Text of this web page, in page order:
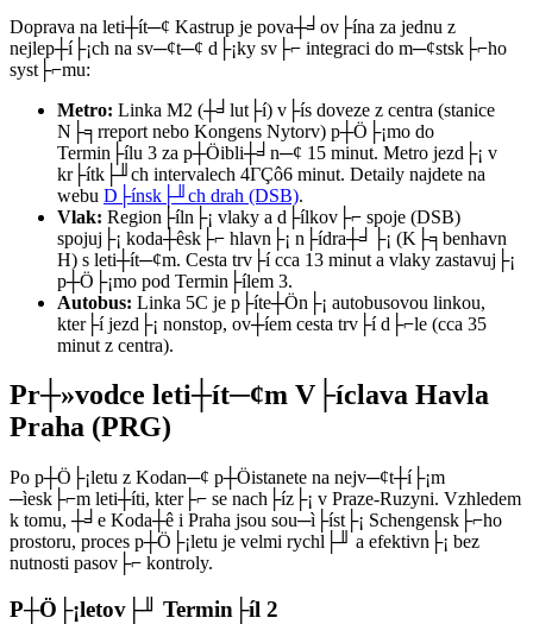
Doprava na leti┼ít─¢ Kastrup je pova┼╛ov├ína za jednu z
nejlep┼í├¡ch na sv─¢t─¢ d├¡ky sv├⌐ integraci do m─¢stsk├⌐ho
syst├⌐mu:
Metro: Linka M2 (┼╛lut├í) v├ís doveze z centra (stanice
N├╕rreport nebo Kongens Nytorv) p┼Ö├¡mo do
Termin├ílu 3 za p┼Öibli┼╛n─¢ 15 minut. Metro jezd├¡ v
kr├ítk├╜ch intervalech 4ΓÇô6 minut. Detaily najdete na
webu D├ínsk├╜ch drah (DSB).
Vlak: Region├íln├¡ vlaky a d├ílkov├⌐ spoje (DSB)
spojuj├¡ koda┼êsk├⌐ hlavn├¡ n├ídra┼╛├¡ (K├╕benhavn
H) s leti┼ít─¢m. Cesta trv├í cca 13 minut a vlaky zastavuj├¡
p┼Ö├¡mo pod Termin├ílem 3.
Autobus: Linka 5C je p├íte┼Ön├¡ autobusovou linkou,
kter├í jezd├¡ nonstop, ov┼íem cesta trv├í d├⌐le (cca 35
minut z centra).
Pr┼»vodce leti┼ít─¢m V├íclava Havla
Praha (PRG)
Po p┼Ö├¡letu z Kodan─¢ p┼Öistanete na nejv─¢t┼í├¡m
─ìesk├⌐m leti┼íti, kter├⌐ se nach├íz├¡ v Praze-Ruzyni. Vzhledem
k tomu, ┼╛e Koda┼ê i Praha jsou sou─ì├íst├¡ Schengensk├⌐ho
prostoru, proces p┼Ö├¡letu je velmi rychl├╜ a efektivn├¡ bez
nutnosti pasov├⌐ kontroly.
P┼Ö├¡letov├╜ Termin├íl 2